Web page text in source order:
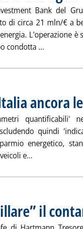
Bank del
di circa 21 mln/€ a
L'operazione è
condotta ...
ancora
quantificabili'
quindi
energetico,
e...
il